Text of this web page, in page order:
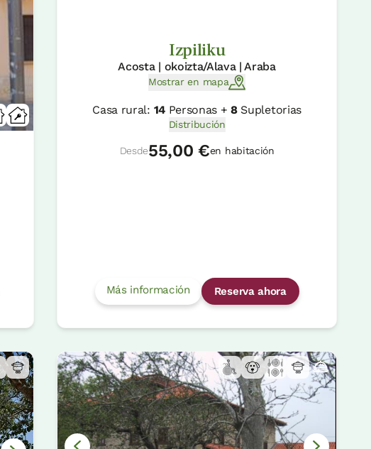
Izpiliku
Acosta | okoizta/Alava | Araba
Mostrar en mapa
Casa rural: 14Personas +8Supletorias
Distribución
Desde55,00 €en habitación
Más información Reserva ahora